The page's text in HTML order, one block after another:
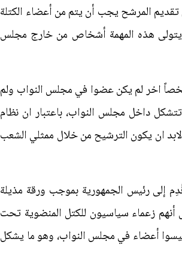
الدستورية، أن تقديم المرشح يجب أن يتم من أعضاء الكتلة
يتولى هذه المهمة أشخاص من خارج مجلس
اخر لم يكن عضوا في مجلس النواب ولم
داخل مجلس النواب، باعتبار ان نظام
الملمع عنها في أعلاه، ولابد ان يكون الترشيح من خلال ممثلي الشعب
إلى رئيس الجمهورية بموجب ورقة مذيلة
زعماء سياسيون للكتل المنضوية تحت
ليسوا أعضاء في مجلس النواب، وهو ما يشكل